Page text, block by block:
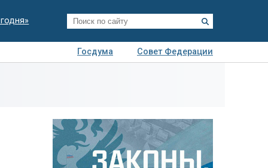
Госдума
Совет Федерации